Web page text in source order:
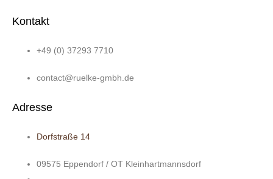
Kontakt
+49 (0) 37293 7710
contact@ruelke-gmbh.de
Adresse
Dorfstraße 14
09575 Eppendorf / OT Kleinhartmannsdorf